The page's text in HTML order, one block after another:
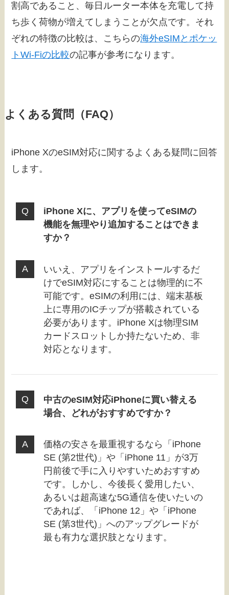
割高であること、毎日ルーター本体を充電して持
ち歩く荷物が増えてしまうことが欠点です。それ
ぞれの特徴の比較は、こちらの海外eSIMとポケッ
トWi-Fiの比較の記事が参考になります。
よくある質問（FAQ）
iPhone XのeSIM対応に関するよくある疑問に回答
します。
iPhone Xに、アプリを使ってeSIMの
機能を無理やり追加することはできま
すか？
いいえ、アプリをインストールするだ
けでeSIM対応にすることは物理的に不
可能です。eSIMの利用には、端末基板
上に専用のICチップが搭載されている
必要があります。iPhone Xは物理SIM
カードスロットしか持たないため、非
対応となります。
中古のeSIM対応iPhoneに買い替える
場合、どれがおすすめですか？
価格の安さを最重視するなら「iPhone
SE (第2世代)」や「iPhone 11」が3万
円前後で手に入りやすいためおすすめ
です。しかし、今後長く愛用したい、
あるいは超高速な5G通信を使いたいの
であれば、「iPhone 12」や「iPhone
SE (第3世代)」へのアップグレードが
最も有力な選択肢となります。